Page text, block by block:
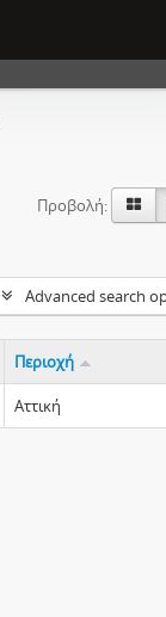
Προβολή:
Advanced search
Περιοχή
Αττική